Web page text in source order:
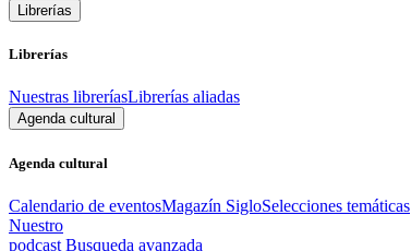
Librerías
Librerías
Nuestras libreríasLibrerías aliadas
Agenda cultural
Agenda cultural
Calendario de eventosMagazín SigloSelecciones temáticas
Nuestro
podcast Busqueda avanzada